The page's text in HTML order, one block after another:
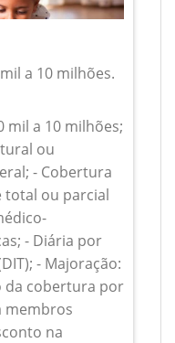
a 10 milhões.
mil a 10 milhões;
ou
- Cobertura
total ou parcial
- Diária por
- Majoração:
da cobertura por
membros
na